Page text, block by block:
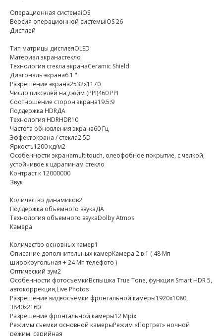
Операционная системаiOS
Версия операционной системыiOS 26
Дисплей
Тип матрицы дисплеяOLED
Материал экранастекло
Технология стекла экранаCeramic Shield
Диагональ экрана6.1 "
Разрешение экрана2532x1170
Число пикселей на дюйм (PPI)460 PPI
Соотношение сторон экрана19.5:9
Поддержка HDRДА
Технология HDRHDR10
Частота обновления экрана60 Гц
Эффект экрана / стекла2.5D
Яркость1200 кд/м2
Особенности экранаmultitouch, олеофобное покрытие, с челкой,
устойчивое к царапинам стекло
Контраст к 12000000
Звук
Количество динамиков2
Поддержка объемного звукаДА
Технология объемного звукаDolby Atmos
Камера
Количество основных камер1
Описание дополнительных камерКамера 2 в 1 ( 48 Мп
широкоугольная + 24 Мп телефото )
Оптический зум2
Особенности фотосъемкиВспышка True Tone, функция Smart HDR 5,
автокоррекция,Live Photos
Разрешение видеосъемки фронтальной камеры1920x1080,
3840x2160
Разрешение фронтальной камеры12 Mpix
Режимы съемки основной камерыРежим «Портрет» ночной
режим, серийная